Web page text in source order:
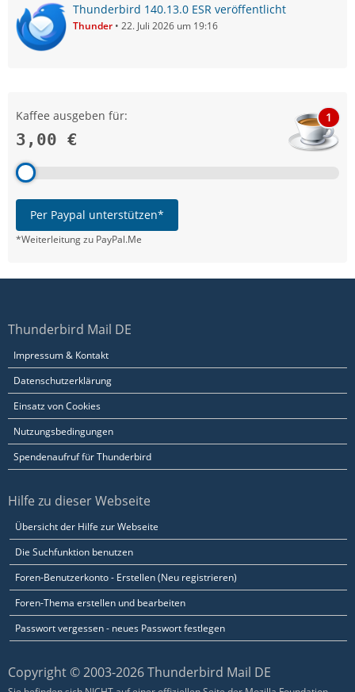
Thunderbird 140.13.0 ESR veröffentlicht
Thunder 22. Juli 2026 um 19:16
Kaffee ausgeben für:
3,00 €
1
Per Paypal unterstützen*
*Weiterleitung zu PayPal.Me
Thunderbird Mail DE
Impressum & Kontakt
Datenschutzerklärung
Einsatz von Cookies
Nutzungsbedingungen
Spendenaufruf für Thunderbird
Hilfe zu dieser Webseite
Übersicht der Hilfe zur Webseite
Die Suchfunktion benutzen
Foren-Benutzerkonto - Erstellen (Neu registrieren)
Foren-Thema erstellen und bearbeiten
Passwort vergessen - neues Passwort festlegen
Copyright © 2003-2026 Thunderbird Mail DE